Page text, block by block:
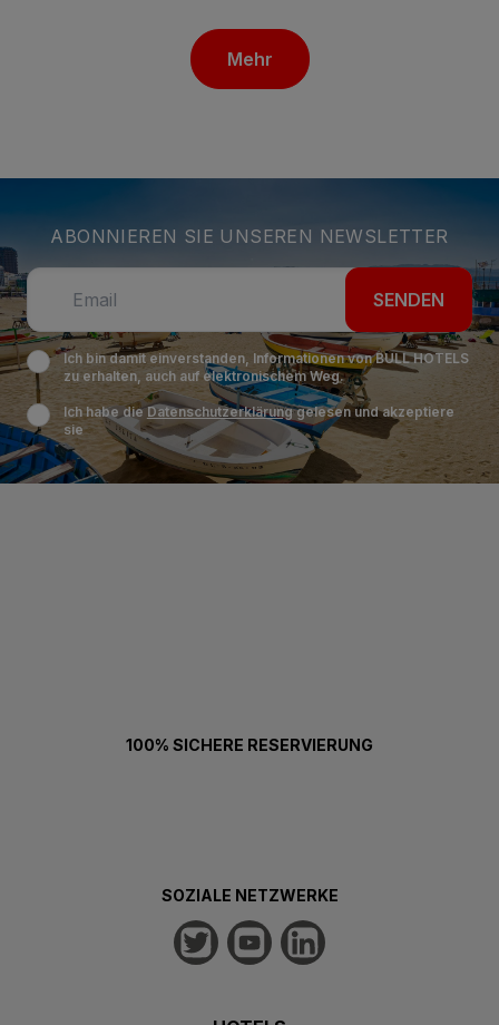
Mehr
ABONNIEREN SIE UNSEREN NEWSLETTER
SENDEN
Ich bin damit einverstanden, Informationen von BULL HOTELS
zu erhalten, auch auf elektronischem Weg.
Ich habe die Datenschutzerklärunggelesen und akzeptiere
sie
100% SICHERE RESERVIERUNG